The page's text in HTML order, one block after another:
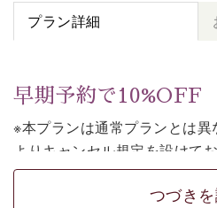
プラン詳細
早期予約で10%OFF
※本プランは通常プランとは
よりキャンセル規定を設けてお
※本プランは２食付きの早割プ
つづき